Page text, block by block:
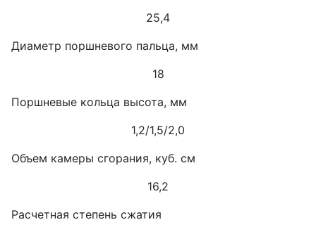
25,4
Диаметр поршневого пальца, мм
18
Поршневые кольца высота, мм
1,2/1,5/2,0
Объем камеры сгорания, куб. см
16,2
Расчетная степень сжатия